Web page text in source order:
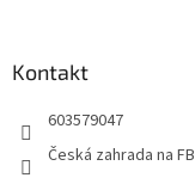
Kontakt
603579047
Česká zahrada na FB